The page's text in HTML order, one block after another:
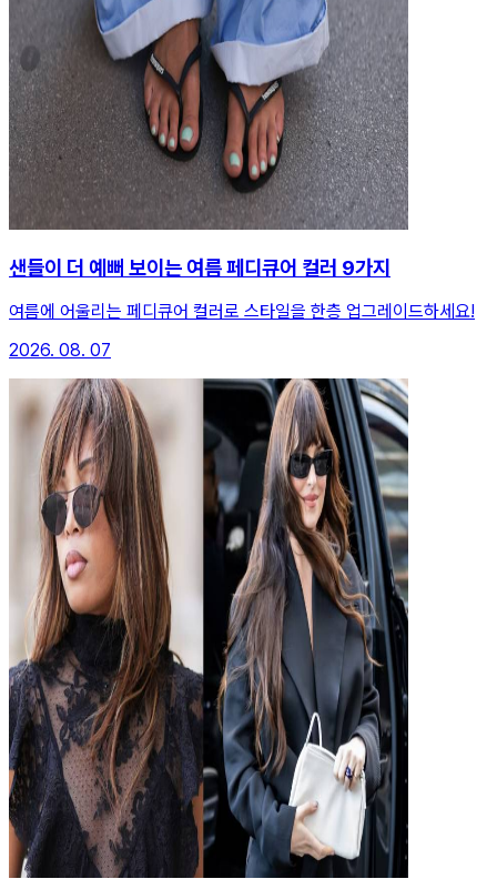
샌들이 더 예뻐 보이는 여름 페디큐어 컬러 9가지
여름에 어울리는 페디큐어 컬러로 스타일을 한층 업그레이드하세요!
2026. 08. 07